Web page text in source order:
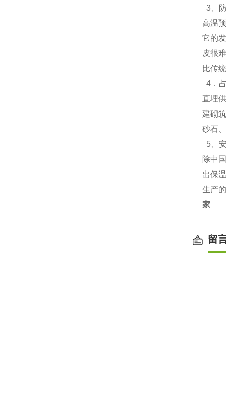
3、
高温
它的
皮很
比传
4．
直埋
建砌
砂石
5、
除中
出保
生产
家
留